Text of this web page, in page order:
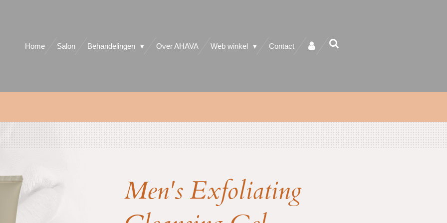
Home Salon Behandelingen Over AHAVA Web winkel Contact
Men's Exfoliating